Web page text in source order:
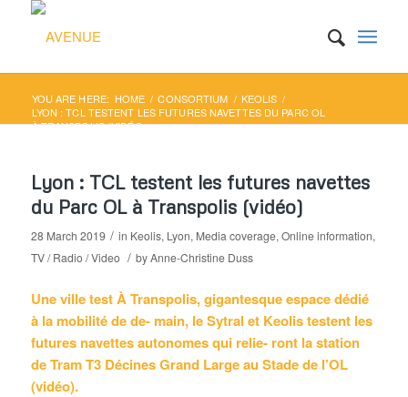
YOU ARE HERE: HOME / CONSORTIUM / KEOLIS /
LYON : TCL TESTENT LES FUTURES NAVETTES DU PARC OL
À TRANSPOLIS (VIDÉO...
Lyon : TCL testent les futures navettes
du Parc OL à Transpolis (vidéo)
28 March 2019 / in Keolis, Lyon, Media coverage, Online information,
TV / Radio / Video / byAnne-Christine Duss
Une ville test À Transpolis, gigantesque espace dédié
à la mobilité de de- main, le Sytral et Keolis testent les
futures navettes autonomes qui relie- ront la station
de Tram T3 Décines Grand Large au Stade de l’OL
(vidéo).